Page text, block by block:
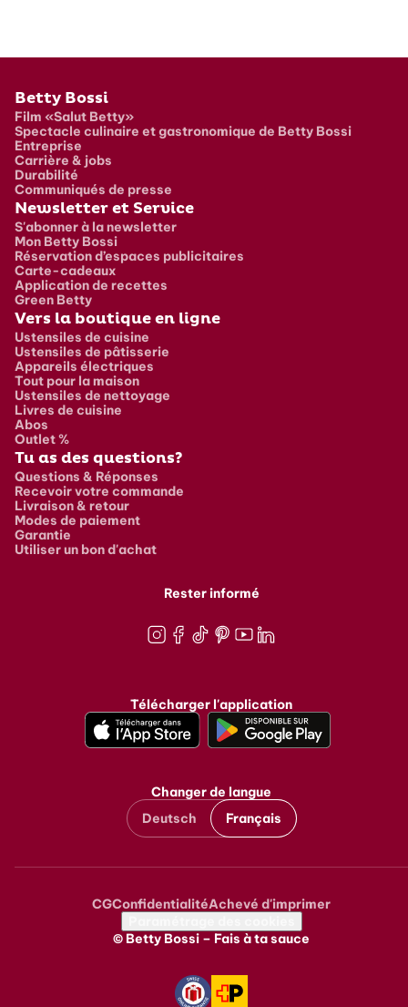
Pied de page
Betty Bossi
Film «Salut Betty»
Spectacle culinaire et gastronomique de Betty Bossi
Entreprise
Carrière & jobs
Durabilité
Communiqués de presse
Newsletter et Service
S'abonner à la newsletter
Mon Betty Bossi
Réservation d’espaces publicitaires
Carte-cadeaux
Application de recettes
Green Betty
Vers la boutique en ligne
Ustensiles de cuisine
Ustensiles de pâtisserie
Appareils électriques
Tout pour la maison
Ustensiles de nettoyage
Livres de cuisine
Abos
Outlet %
Tu as des questions?
Questions & Réponses
Recevoir votre commande
Livraison & retour
Modes de paiement
Garantie
Utiliser un bon d'achat
Rester informé
Télécharger l'application
Changer de langue
Deutsch
Français
Metanavigation
CGConfidentialitéAchevé d'imprimer
© Betty Bossi – Fais à ta sauce